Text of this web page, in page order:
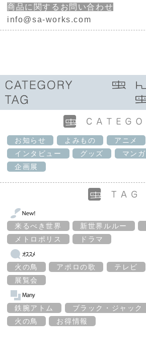
商品に関するお問い合わせ
info@sa-works.com
お知らせ よみもの アニメ
インタビュー
グッズ マンガ
企画展
来るべき世界 新世界ルルー
メトロポリス
ドラマ
火の鳥 アポロの歌 テレビ
展覧会
鉄腕アトム ブラック・ジャック
火の鳥
お得情報